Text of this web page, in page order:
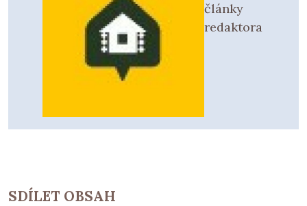
články
redaktora
SDÍLET OBSAH